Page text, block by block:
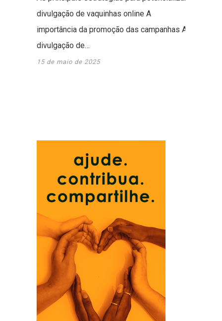
divulgação de vaquinhas online A
importância da promoção das campanhas A
divulgação de…
15 de maio de 2025